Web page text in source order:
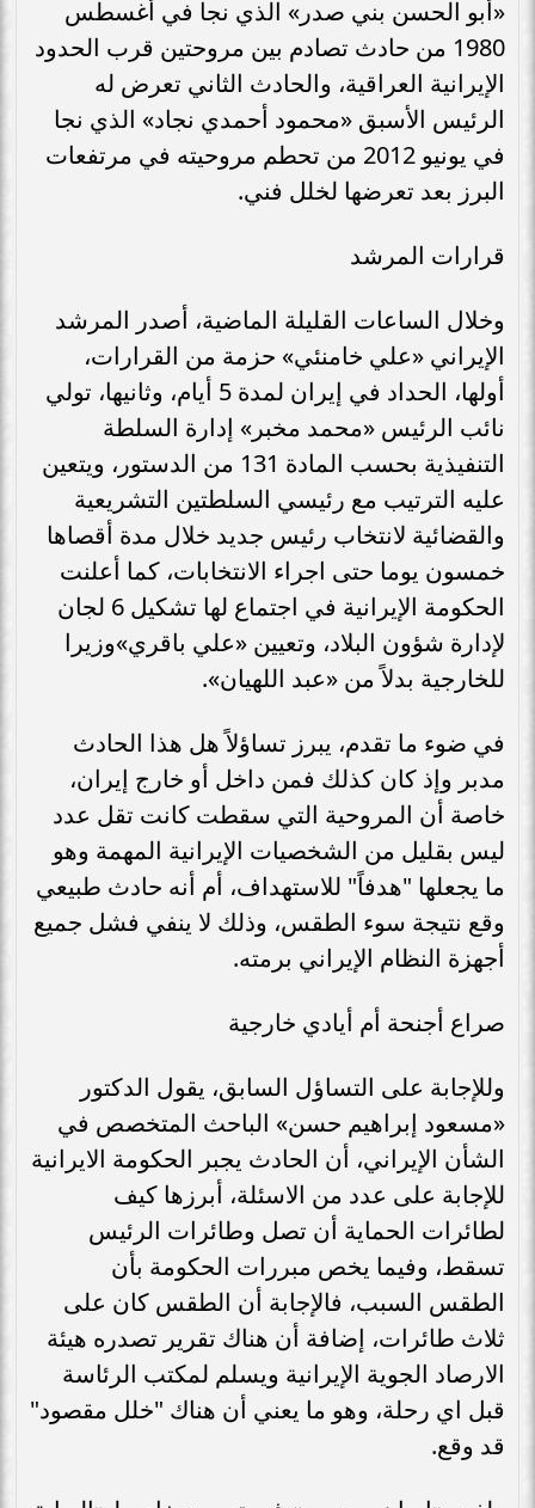
«أبو الحسن بني صدر» الذي نجا في أغسطس
1980 من حادث تصادم بين مروحتين قرب الحدود
الإيرانية العراقية، والحادث الثاني تعرض له
الرئيس الأسبق «محمود أحمدي نجاد» الذي نجا
في يونيو 2012 من تحطم مروحيته في مرتفعات
البرز بعد تعرضها لخلل فني.
قرارات المرشد
وخلال الساعات القليلة الماضية، أصدر المرشد
الإيراني «علي خامنئي» حزمة من القرارات،
أولها، الحداد في إيران لمدة 5 أيام، وثانيها، تولي
نائب الرئيس «محمد مخبر» إدارة السلطة
التنفيذية بحسب المادة 131 من الدستور، ويتعين
عليه الترتيب مع رئيسي السلطتين التشريعية
والقضائية لانتخاب رئيس جديد خلال مدة أقصاها
خمسون يوما حتى اجراء الانتخابات، كما أعلنت
الحكومة الإيرانية في اجتماع لها تشكيل 6 لجان
لإدارة شؤون البلاد، وتعيين «علي باقري»وزيرا
للخارجية بدلاً من «عبد اللهيان».
في ضوء ما تقدم، يبرز تساؤلاً هل هذا الحادث
مدبر وإذ كان كذلك فمن داخل أو خارج إيران،
خاصة أن المروحية التي سقطت كانت تقل عدد
ليس بقليل من الشخصيات الإيرانية المهمة وهو
ما يجعلها "هدفاً" للاستهداف، أم أنه حادث طبيعي
وقع نتيجة سوء الطقس، وذلك لا ينفي فشل جميع
أجهزة النظام الإيراني برمته.
صراع أجنحة أم أيادي خارجية
وللإجابة على التساؤل السابق، يقول الدكتور
«مسعود إبراهيم حسن» الباحث المتخصص في
الشأن الإيراني، أن الحادث يجبر الحكومة الايرانية
للإجابة على عدد من الاسئلة، أبرزها كيف
لطائرات الحماية أن تصل وطائرات الرئيس
تسقط، وفيما يخص مبررات الحكومة بأن
الطقس السبب، فالإجابة أن الطقس كان على
ثلاث طائرات، إضافة أن هناك تقرير تصدره هيئة
الارصاد الجوية الإيرانية ويسلم لمكتب الرئاسة
قبل اي رحلة، وهو ما يعني أن هناك "خلل مقصود"
قد وقع.